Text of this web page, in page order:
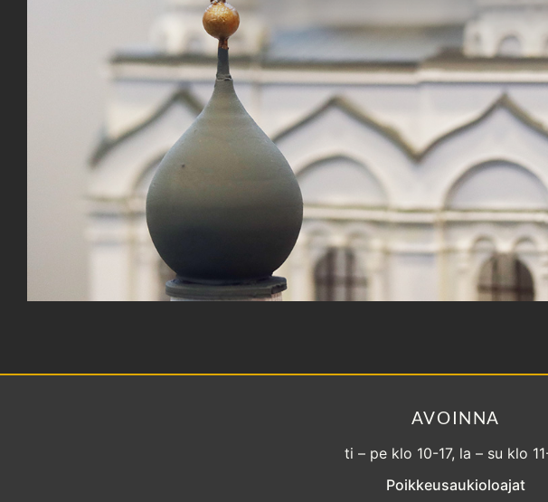
AVOINNA
ti – pe klo 10-17, la – su klo
Poikkeusaukioloajat